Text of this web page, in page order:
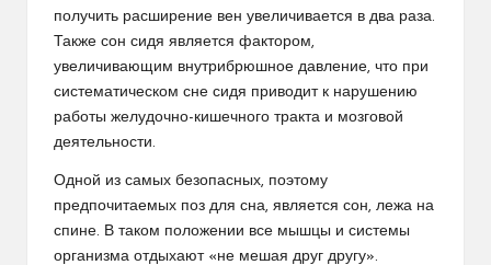
получить расширение вен увеличивается в два раза.
Также сон сидя является фактором,
увеличивающим внутрибрюшное давление, что при
систематическом сне сидя приводит к нарушению
работы желудочно-кишечного тракта и мозговой
деятельности.
Одной из самых безопасных, поэтому
предпочитаемых поз для сна, является сон, лежа на
спине. В таком положении все мышцы и системы
организма отдыхают «не мешая друг другу».